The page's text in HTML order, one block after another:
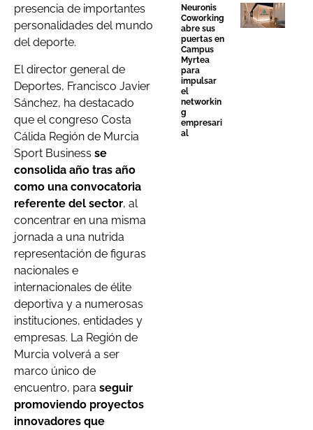
presencia de importantes
personalidades del mundo
del deporte.
El director general de
Deportes, Francisco Javier
Sánchez, ha destacado
que el congreso Costa
Cálida Región de Murcia
Sport Business se
consolida año tras año
como una convocatoria
referente del sector, al
concentrar en una misma
jornada a una nutrida
representación de figuras
nacionales e
internacionales de élite
deportiva y a numerosas
instituciones, entidades y
empresas. La Región de
Murcia volverá a ser
marco único de
encuentro, para seguir
promoviendo proyectos
innovadores que
Neuronis
Coworking
abre sus
puertas en
Campus
Myrtea
para
impulsar
el
networkin
g
empresari
al